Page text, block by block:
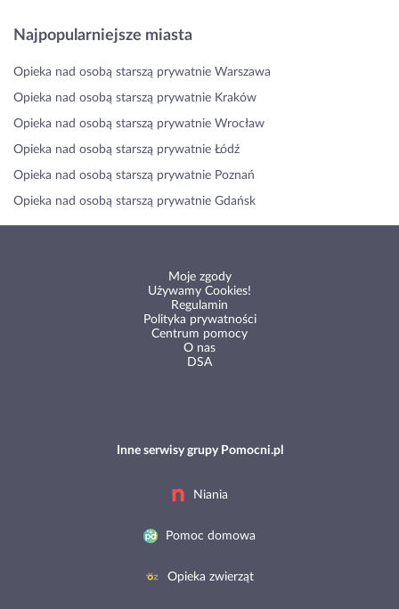
Najpopularniejsze miasta
Opieka nad osobą starszą prywatnie Warszawa
Opieka nad osobą starszą prywatnie Kraków
Opieka nad osobą starszą prywatnie Wrocław
Opieka nad osobą starszą prywatnie Łódź
Opieka nad osobą starszą prywatnie Poznań
Opieka nad osobą starszą prywatnie Gdańsk
Moje zgody
Używamy Cookies!
Regulamin
Polityka prywatności
Centrum pomocy
O nas
DSA
Inne serwisy grupy Pomocni.pl
Niania
Pomoc domowa
Opieka zwierząt